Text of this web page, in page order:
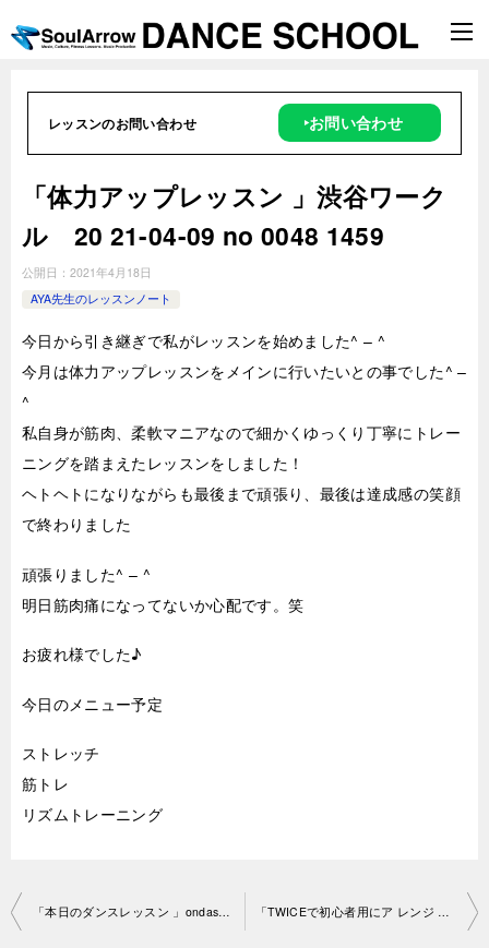
レッスンのお問い合わせ ‣お問い合わせ
「体力アップレッスン 」渋谷ワーク
ル 20 21-04-09 no 0048 1459
公開日： 2021年4月18日
AYA先生のレッスンノート
今日から引き継ぎで私がレッスンを始めました^ – ^
今月は体力アップレッスンをメインに行いたいとの事でした^ –
^
私自身が筋肉、柔軟マニアなので細かくゆっくり丁寧にトレー
ニングを踏まえたレッスンをしました！
ヘトヘトになりながらも最後まで頑張り、最後は達成感の笑顔
で終わりました
頑張りました^ – ^
明日筋肉痛になってないか心配です。笑
お疲れ様でした♪
今日のメニュー予定
ストレッチ
筋トレ
リズムトレーニング
投